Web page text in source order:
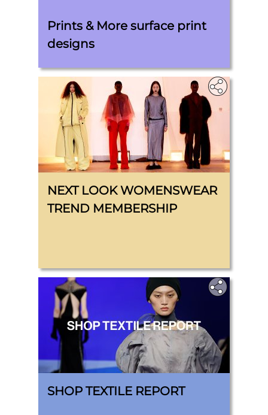
Prints & More surface print
designs
NEXT LOOK WOMENSWEAR
TREND MEMBERSHIP
SHOP TEXTILE REPORT